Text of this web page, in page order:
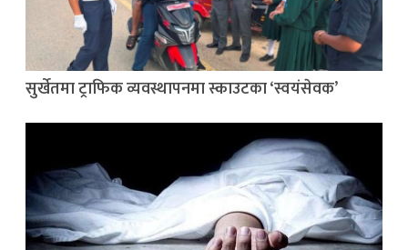
सुर्खेतमा ट्राफिक व्यवस्थापनमा स्काउटका ‘स्वयंसेवक’